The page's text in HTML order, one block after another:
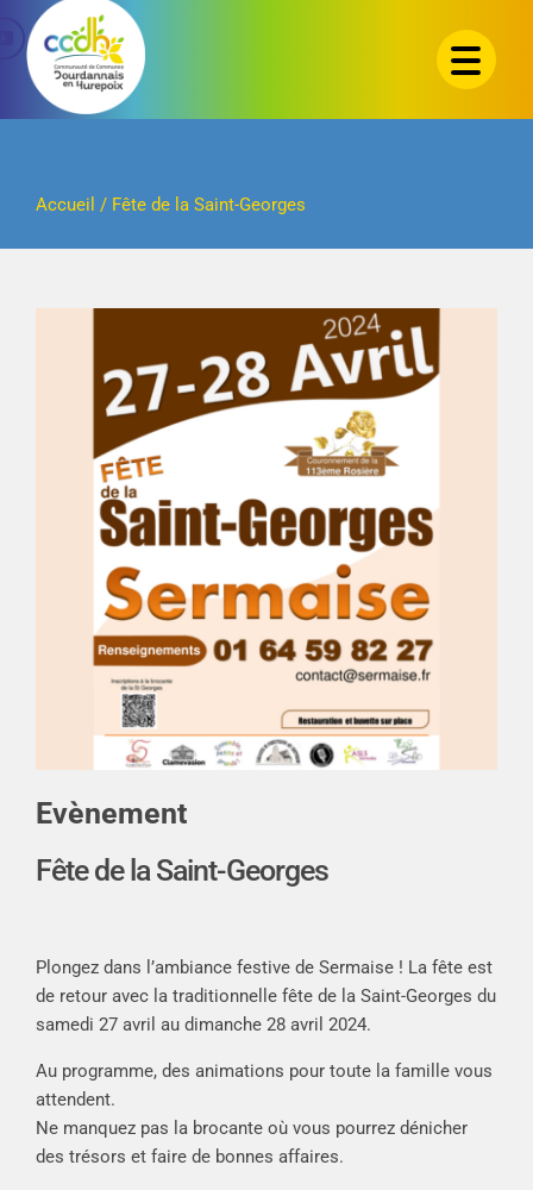
Passer
contenu
Accueil / Fête de la Saint-Georges
Evènement
Fête de la Saint-Georges
Plongez dans l’ambiance festive de Sermaise ! La fête est
de retour avec la traditionnelle fête de la Saint-Georges du
samedi 27 avril au dimanche 28 avril 2024.
Au programme, des animations pour toute la famille vous
attendent.
Ne manquez pas la brocante où vous pourrez dénicher
des trésors et faire de bonnes affaires.